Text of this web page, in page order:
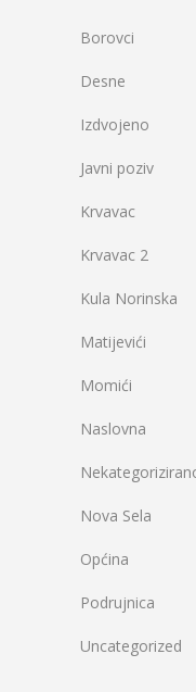
Borovci
Desne
Izdvojeno
Javni poziv
Krvavac
Krvavac 2
Kula Norinska
Matijevići
Momići
Naslovna
Nova Sela
Općina
Podrujnica
Uncategorized